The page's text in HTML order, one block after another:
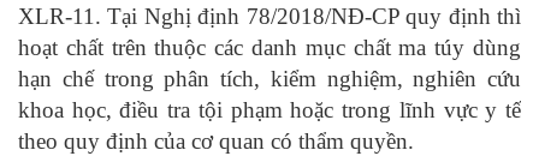
XLR-11. Tại Nghị định 78/2018/NĐ-CP quy định thì
hoạt chất trên thuộc các danh mục chất ma túy dùng
hạn chế trong phân tích, kiểm nghiệm, nghiên cứu
khoa học, điều tra tội phạm hoặc trong lĩnh vực y tế
theo quy định của cơ quan có thẩm quyền.